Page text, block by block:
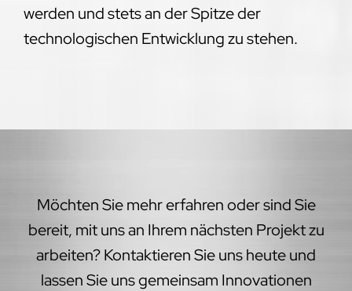
werden und stets an der Spitze der
technologischen Entwicklung zu stehen.
Möchten Sie mehr erfahren oder sind Sie
bereit, mit uns an Ihrem nächsten Projekt zu
arbeiten? Kontaktieren Sie uns heute und
lassen Sie uns gemeinsam Innovationen